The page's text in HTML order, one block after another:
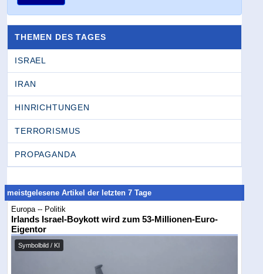
THEMEN DES TAGES
ISRAEL
IRAN
HINRICHTUNGEN
TERRORISMUS
PROPAGANDA
meistgelesene Artikel der letzten 7 Tage
Europa -- Politik
Irlands Israel-Boykott wird zum 53-Millionen-Euro-
Eigentor
Symbolbild / KI